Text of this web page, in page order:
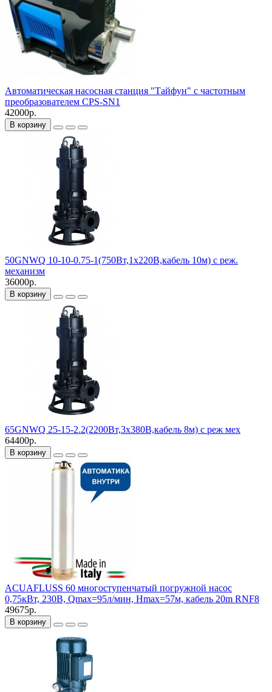
Автоматическая насосная станция "Тайфун" с частотным
преобразователем CPS-SN1
42000р.
В корзину
50GNWQ 10-10-0.75-1(750Вт,1х220В,кабель 10м) с реж.
механизм
36000р.
В корзину
65GNWQ 25-15-2.2(2200Вт,3х380В,кабель 8м) с реж мех
64400р.
В корзину
ACUAFLUSS 60 многоступенчатый погружной насос
0,75кВт, 230В, Qmax=95л/мин, Hmax=57м, кабель 20m RNF8
49675р.
В корзину